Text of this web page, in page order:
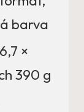
barva
×
390 g